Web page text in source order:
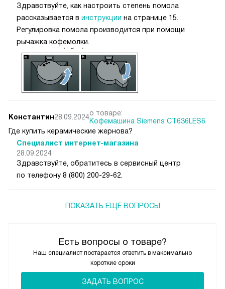
Есть вопросы о товаре?
Наш специалист постарается ответить в максимально
короткие сроки
ЗАДАТЬ ВОПРОС
Здравствуйте, как настроить степень помола
рассказывается в инструкции на странице 15.
Регулировка помола производится при помощи
рычажка кофемолки.
Константин28.09.2024о товаре:
Кофемашина Siemens CT636LES6
Где купить керамические жернова?
Специалист интернет-магазина
28.09.2024
Здравствуйте, обратитесь в сервисный центр
по телефону 8 (800) 200-29-62.
ПОКАЗАТЬ ЕЩЁ ВОПРОСЫ